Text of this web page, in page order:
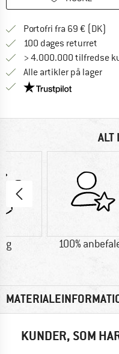
Portofri fra 69 € (DK)
100 dages returret
> 4.000.000 tilfredse
Alle artikler på lager
Vi er
ALT
g 100%
KUNDER, SOM